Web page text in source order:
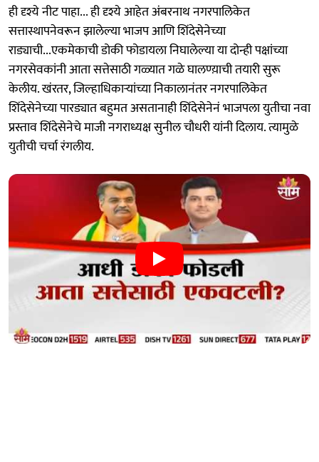
ही दृश्ये नीट पाहा... ही दृश्ये आहेत अंबरनाथ नगरपालिकेत
सत्तास्थापनेवरून झालेल्या भाजप आणि शिंदेसेनेच्या
राड्याची...एकमेकाची डोकी फोडायला निघालेल्या या दोन्ही पक्षांच्या
नगरसेवकांनी आता सत्तेसाठी गळ्यात गळे घालण्य़ाची तयारी सुरू
केलीय. खंरतर, जिल्हाधिकाऱ्यांच्या निकालानंतर नगरपालिकेत
शिंदेसेनेच्या पारड्यात बहुमत असतानाही शिंदेसेनेनं भाजपला युतीचा नवा
प्रस्ताव शिंदेसेनेचे माजी नगराध्यक्ष सुनील चौधरी यांनी दिलाय. त्यामुळे
युतीची चर्चा रंगलीय.